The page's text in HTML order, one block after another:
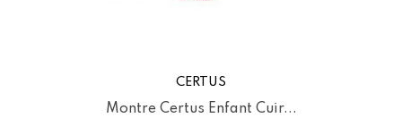
CERTUS
Montre Certus Enfant Cuir...